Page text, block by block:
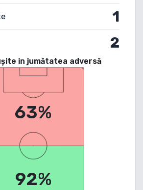
1
2
in jumătatea adversă
63%
92%